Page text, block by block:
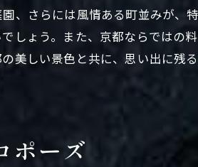
ライズ
、さらには風情ある町並みが、
しょう。また、京都ならではの
美しい景色と共に、思い出に残
ポーズ